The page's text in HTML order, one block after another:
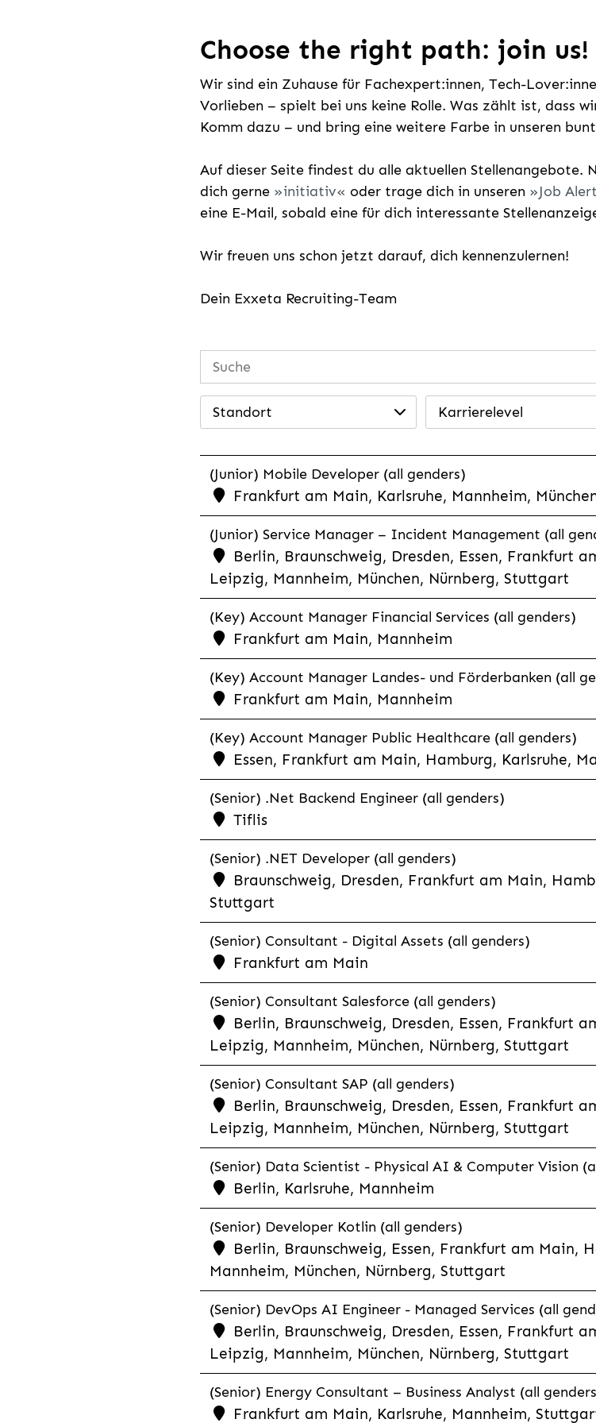
Choose the right path: join us!
Wir sind ein Zuhause für Fachexpert:innen, Tech-
Vorlieben – spielt bei uns keine Rolle. Was zählt ist, dass
Komm dazu – und bring eine weitere Farbe in unseren
Auf dieser Seite findest du alle aktuellen Stellenangebote.
dich gerne
initiativ oder trage dich in unseren Job Alert
eine E-Mail, sobald eine für dich interessante
Wir freuen uns schon jetzt darauf, dich kennenzulernen!
Dein Exxeta Recruiting-Team
Standort Karrierelevel
(Junior) Mobile Developer (all genders)
Frankfurt am Main, Karlsruhe, Mannheim,
(Junior) Service Manager – Incident Management (all
Berlin, Braunschweig, Dresden, Essen, Frankfurt
Leipzig, Mannheim, München, Nürnberg, Stuttgart
(Key) Account Manager Financial Services (all genders)
Frankfurt am Main, Mannheim
(Key) Account Manager Landes- und Förderbanken (all
Frankfurt am Main, Mannheim
(Key) Account Manager Public Healthcare (all genders)
Essen, Frankfurt am Main, Hamburg, Karlsruhe,
(Senior) .Net Backend Engineer (all genders)
Tiflis
(Senior) .NET Developer (all genders)
Braunschweig, Dresden, Frankfurt am Main,
Stuttgart
(Senior) Consultant - Digital Assets (all genders)
Frankfurt am Main
(Senior) Consultant Salesforce (all genders)
Berlin, Braunschweig, Dresden, Essen, Frankfurt
Leipzig, Mannheim, München, Nürnberg, Stuttgart
(Senior) Consultant SAP (all genders)
Berlin, Braunschweig, Dresden, Essen, Frankfurt
Leipzig, Mannheim, München, Nürnberg, Stuttgart
(Senior) Data Scientist - Physical AI & Computer Vision
Berlin, Karlsruhe, Mannheim
(Senior) Developer Kotlin (all genders)
Berlin, Braunschweig, Essen, Frankfurt am Main,
Mannheim, München, Nürnberg, Stuttgart
(Senior) DevOps AI Engineer - Managed Services (all
Berlin, Braunschweig, Dresden, Essen, Frankfurt
Leipzig, Mannheim, München, Nürnberg, Stuttgart
(Senior) Energy Consultant – Business Analyst (all
Frankfurt am Main, Karlsruhe, Mannheim,